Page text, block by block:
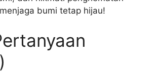
bumi tetap hijau!